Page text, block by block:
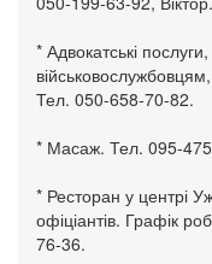
* Адвокатські
Тел. 050-658-70-82.
* Масаж. Тел. 095-
* Ресторан у центрі
офіціантів. Графік
76-36.